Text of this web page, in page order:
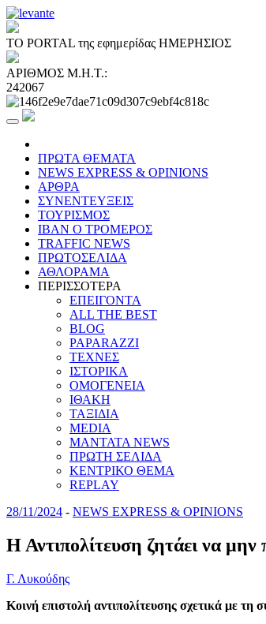
ΤΟ PORTAL της εφημερίδας ΗΜΕΡΗΣΙΟΣ
ΑΡΙΘΜΟΣ Μ.Η.Τ.:
242067
ΠΡΩΤΑ ΘΕΜΑΤΑ
NEWS EXPRESS & OPINIONS
ΑΡΘΡΑ
ΣΥΝΕΝΤΕΥΞΕΙΣ
ΤΟΥΡΙΣΜΟΣ
ΙΒΑΝ Ο ΤΡΟΜΕΡΟΣ
TRAFFIC NEWS
ΠΡΩΤΟΣΕΛΙΔΑ
ΑΘΛΟΡΑΜΑ
ΠΕΡΙΣΣΟΤΕΡΑ
ΕΠΕΙΓΟΝΤΑ
ALL THE BEST
BLOG
PAPARAZZI
ΤΕΧΝΕΣ
ΙΣΤΟΡΙΚΑ
ΟΜΟΓΕΝΕΙΑ
ΙΘΑΚΗ
ΤΑΞΙΔΙΑ
MEDIA
MANTATA NEWS
ΠΡΩΤΗ ΣΕΛΙΔΑ
ΚΕΝΤΡΙΚΟ ΘΕΜΑ
REPLAY
28/11/2024 - NEWS EXPRESS & OPINIONS
Η Αντιπολίτευση ζητάει να
Γ. Λυκούδης
Κοινή επιστολή αντιπολίτευσης σχετικά με